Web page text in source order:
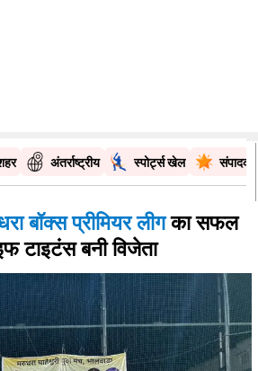
अंतर्राष्ट्रीय स्पोर्ट्स खेल
बॉक्स प्रीमियर लीगका सफल
टाइटंस बनी विजेता